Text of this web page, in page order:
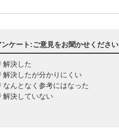
ンケート:ご意見をお聞かせください
解決した
解決したが分かりにくい
なんとなく参考にはなった
解決していない